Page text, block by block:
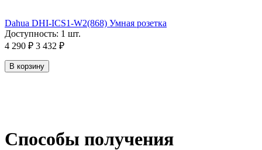
Dahua DHI-ICS1-W2(868) Умная розетка
Доступность: 1 шт.
4 290 ₽ 3 432 ₽
В корзину
Способы получения